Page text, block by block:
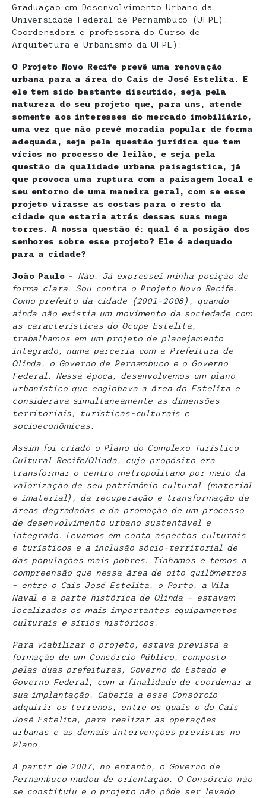
Graduação em Desenvolvimento Urbano da
Universidade Federal de Pernambuco (UFPE).
Coordenadora e professora do Curso de
Arquitetura e Urbanismo da UFPE):
O Projeto Novo Recife prevê uma renovação
urbana para a área do Cais de José Estelita. E
ele tem sido bastante discutido, seja pela
natureza do seu projeto que, para uns, atende
somente aos interesses do mercado imobiliário,
uma vez que não prevê moradia popular de forma
adequada, seja pela questão jurídica que tem
vícios no processo de leilão, e seja pela
questão da qualidade urbana paisagística, já
que provoca uma ruptura com a paisagem local e
seu entorno de uma maneira geral, com se esse
projeto virasse as costas para o resto da
cidade que estaria atrás dessas suas mega
torres. A nossa questão é: qual é a posição dos
senhores sobre esse projeto? Ele é adequado
para a cidade?
João Paulo –
Não. Já expressei minha posição de
forma clara. Sou contra o Projeto Novo Recife.
Como prefeito da cidade (2001-2008), quando
ainda não existia um movimento da sociedade com
as características do Ocupe Estelita,
trabalhamos em um projeto de planejamento
integrado, numa parceria com a Prefeitura de
Olinda, o Governo de Pernambuco e o Governo
Federal. Nessa época, desenvolvemos um plano
urbanístico que englobava a área do Estelita e
considerava simultaneamente as dimensões
territoriais, turísticas-culturais e
socioeconômicas.
Assim foi criado o Plano do Complexo Turístico
Cultural Recife/Olinda, cujo propósito era
transformar o centro metropolitano por meio da
valorização de seu patrimônio cultural (material
e imaterial), da recuperação e transformação de
áreas degradadas e da promoção de um processo
de desenvolvimento urbano sustentável e
integrado. Levamos em conta aspectos culturais
e turísticos e a inclusão sócio-territorial de
das populações mais pobres. Tínhamos e temos a
compreensão que nessa área de oito quilômetros
– entre o Cais José Estelita, o Porto, a Vila
Naval e a parte histórica de Olinda – estavam
localizados os mais importantes equipamentos
culturais e sítios históricos.
Para viabilizar o projeto, estava prevista a
formação de um Consórcio Público, composto
pelas duas prefeituras, Governo do Estado e
Governo Federal, com a finalidade de coordenar a
sua implantação. Caberia a esse Consórcio
adquirir os terrenos, entre os quais o do Cais
José Estelita, para realizar as operações
urbanas e as demais intervenções previstas no
Plano.
A partir de 2007, no entanto, o Governo de
Pernambuco mudou de orientação. O Consórcio não
se constituiu e o projeto não pôde ser levado